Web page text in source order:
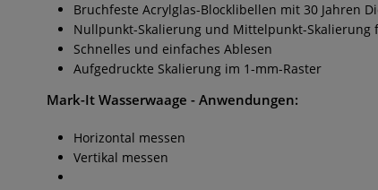
Bruchfeste Acrylglas-Blocklibellen mit 30 Jahren
Nullpunkt-Skalierung und Mittelpunkt-Skalierung
Schnelles und einfaches Ablesen
Aufgedruckte Skalierung im 1-mm-Raster
Mark-It Wasserwaage - Anwendungen:
Horizontal messen
Vertikal messen